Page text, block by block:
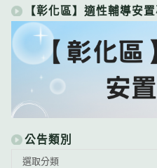
【彰化區】適性輔導安
公告類別
選取分類